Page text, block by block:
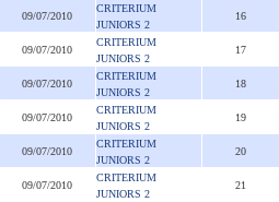
09/07/2010
CRITERIUM
JUNIORS 2
16
09/07/2010
CRITERIUM
JUNIORS 2
17
09/07/2010
CRITERIUM
JUNIORS 2
18
09/07/2010
CRITERIUM
JUNIORS 2
19
09/07/2010
CRITERIUM
JUNIORS 2
20
09/07/2010
CRITERIUM
JUNIORS 2
21